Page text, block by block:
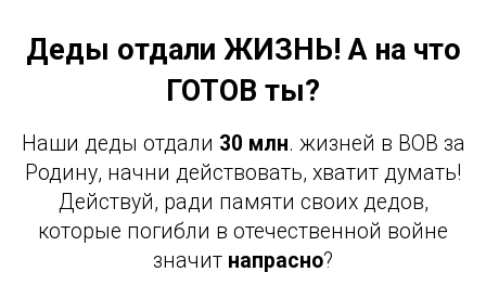
Деды отдали ЖИЗНЬ! А на что
ГОТОВ ты?
Наши деды отдали 30 млн. жизней в ВОВ за
Родину, начни действовать, хватит думать!
Действуй, ради памяти своих дедов,
которые погибли в отечественной войне
значит напрасно?